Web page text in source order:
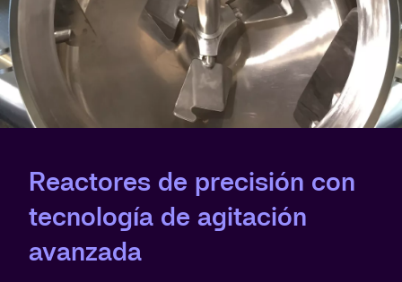
Reactores de precisión con
tecnología de agitación
avanzada